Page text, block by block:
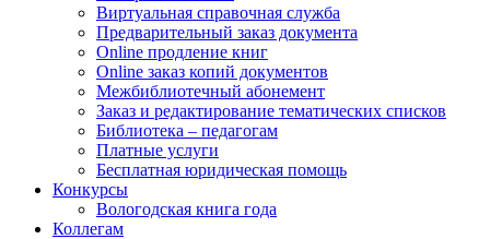
Виртуальная справочная служба
Предварительный заказ документа
Online продление книг
Online заказ копий документов
Межбиблиотечный абонемент
Заказ и редактирование тематических списков
Библиотека – педагогам
Платные услуги
Бесплатная юридическая помощь
Конкурсы
Вологодская книга года
Коллегам